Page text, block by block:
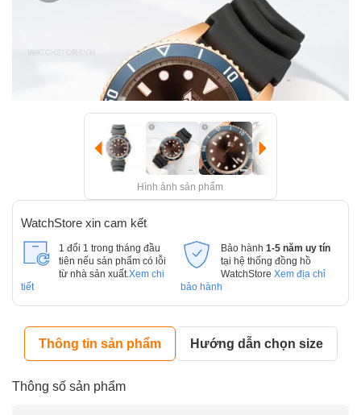
Hình ảnh sản phẩm
WatchStore xin cam kết
1 đổi 1 trong tháng đầu
tiên nếu sản phẩm có lỗi
từ nhà sản xuất. Xem chi
tiết
Bảo hành 1-5 năm uy tín
tại hệ thống đồng hồ
WatchStore Xem địa chỉ
bảo hành
Thông tin sản phẩm Hướng dẫn chọn size
Thông số sản phẩm